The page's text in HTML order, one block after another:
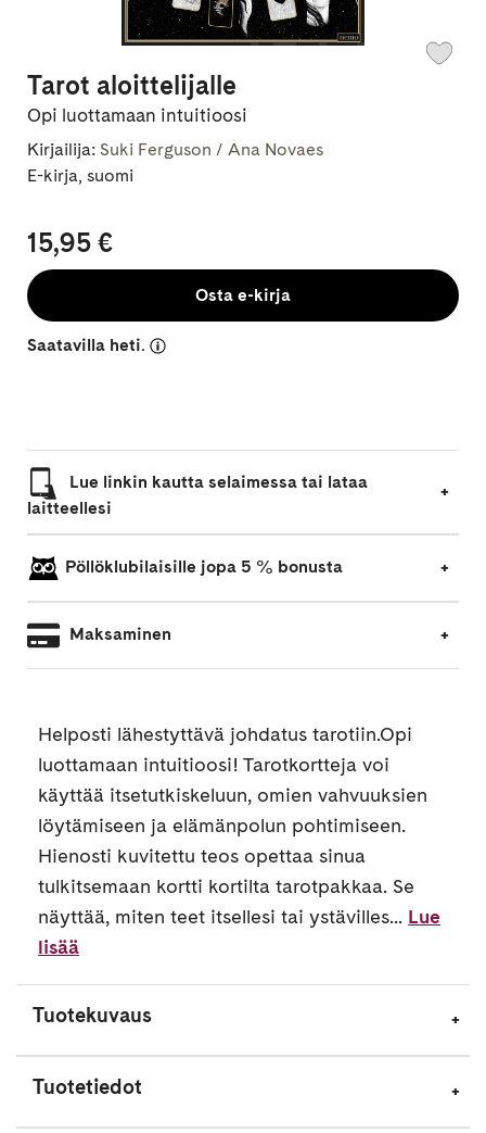
Tarot aloittelijalle
Opi luottamaan intuitioosi
Kirjailija: Suki Ferguson / Ana Novaes
E-kirja, suomi
15,95 €
Osta e-kirja
Saatavilla heti.
Lue linkin kautta selaimessa tai lataa
laitteellesi
Pöllöklubilaisille jopa 5 % bonusta
Maksaminen
Helposti lähestyttävä johdatus tarotiin.Opi
luottamaan intuitioosi! Tarotkortteja voi
käyttää itsetutkiskeluun, omien vahvuuksien
löytämiseen ja elämänpolun pohtimiseen.
Hienosti kuvitettu teos opettaa sinua
tulkitsemaan kortti kortilta tarotpakkaa. Se
näyttää, miten teet itsellesi tai ystävilles... Lue
lisää
Tuotekuvaus
Tuotetiedot